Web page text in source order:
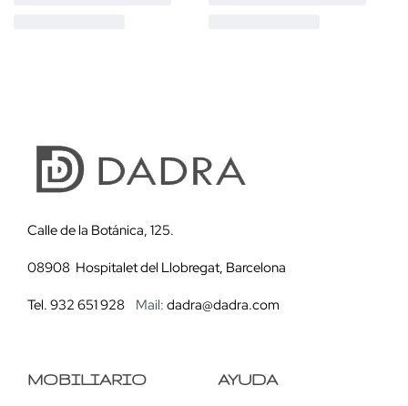
Calle de la Botánica, 125.
08908 Hospitalet del Llobregat, Barcelona
Tel. 932 651 928 Mail: dadra@dadra.com
MOBILIARIO AYUDA